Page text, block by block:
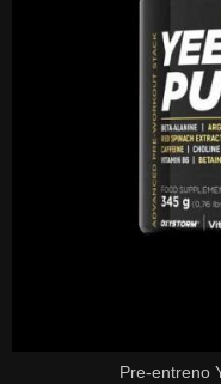
Pre-entreno